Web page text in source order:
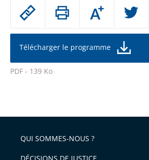
Passer
partage
de
l'article
pour
Augmenter
ou
la
de
police
Télécharger le programme
PDF - 139 Ko
l'article
pour
QUI SOMMES-NOUS ?